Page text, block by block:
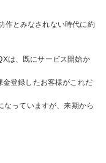
作とみなされない時代に約
は、既にサービス開始か
登録したお客様がこれだ
っていますが、来期から